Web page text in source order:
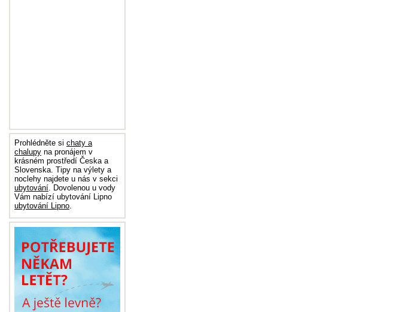
Prohlédněte si chaty a
chalupy na pronájem v
krásném prostředí Česka a
Slovenska. Tipy na výlety a
noclehy najdete u nás v sekci
ubytování. Dovolenou u vody
Vám nabízí ubytování Lipno
ubytování Lipno.